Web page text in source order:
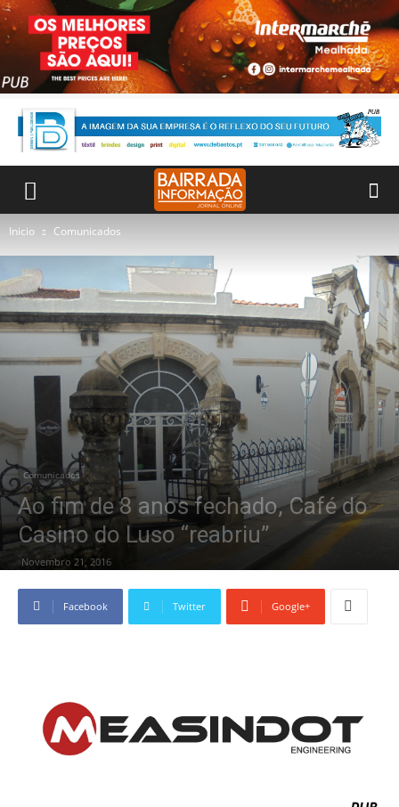
Inicio Comunicados
Comunicados
Ao fim de 8 anos fechado, Café do
Casino do Luso “reabriu”
Novembro 21, 2016
Facebook Twitter Google+